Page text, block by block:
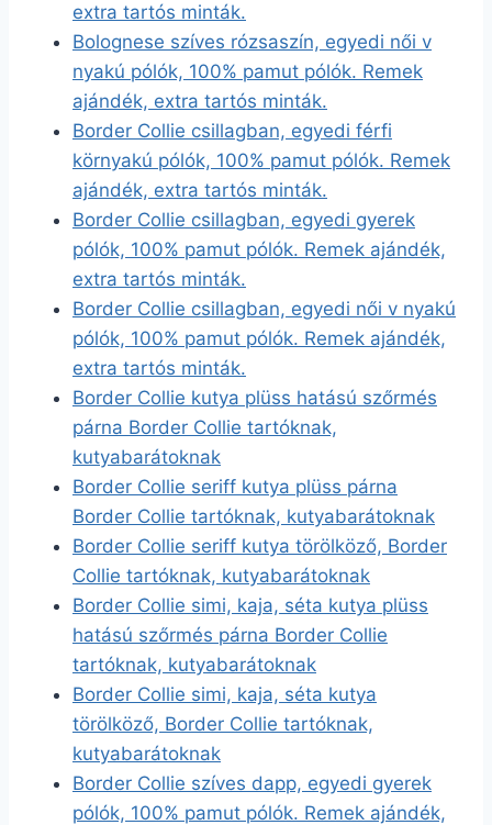
extra tartós minták.
Bolognese szíves rózsaszín, egyedi női v
nyakú pólók, 100% pamut pólók. Remek
ajándék, extra tartós minták.
Border Collie csillagban, egyedi férfi
környakú pólók, 100% pamut pólók. Remek
ajándék, extra tartós minták.
Border Collie csillagban, egyedi gyerek
pólók, 100% pamut pólók. Remek ajándék,
extra tartós minták.
Border Collie csillagban, egyedi női v nyakú
pólók, 100% pamut pólók. Remek ajándék,
extra tartós minták.
Border Collie kutya plüss hatású szőrmés
párna Border Collie tartóknak,
kutyabarátoknak
Border Collie seriff kutya plüss párna
Border Collie tartóknak, kutyabarátoknak
Border Collie seriff kutya törölköző, Border
Collie tartóknak, kutyabarátoknak
Border Collie simi, kaja, séta kutya plüss
hatású szőrmés párna Border Collie
tartóknak, kutyabarátoknak
Border Collie simi, kaja, séta kutya
törölköző, Border Collie tartóknak,
kutyabarátoknak
Border Collie szíves dapp, egyedi gyerek
pólók, 100% pamut pólók. Remek ajándék,